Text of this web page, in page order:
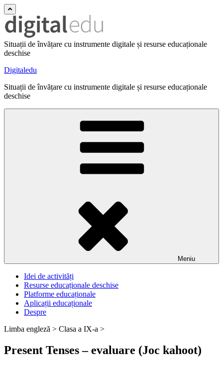
Situații de învățare cu instrumente digitale și resurse educaționale
deschise
Digitaledu
Situații de învățare cu instrumente digitale și resurse educaționale
deschise
Meniu
Idei de activități
Resurse educaționale deschise
Platforme educaționale
Aplicații educaționale
Despre
Limba engleză > Clasa a IX-a >
Present Tenses – evaluare (Joc kahoot)